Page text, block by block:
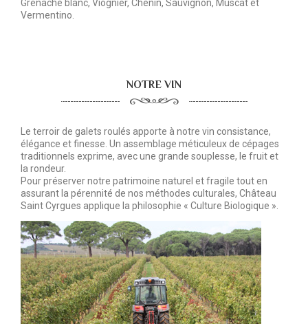
Grenache blanc, Viognier, Chenin, Sauvignon, Muscat et
Vermentino.
NOTRE VIN
Le terroir de galets roulés apporte à notre vin consistance,
élégance et finesse. Un assemblage méticuleux de cépages
traditionnels exprime, avec une grande souplesse, le fruit et
la rondeur.
Pour préserver notre patrimoine naturel et fragile tout en
assurant la pérennité de nos méthodes culturales, Château
Saint Cyrgues applique la philosophie « Culture Biologique ».